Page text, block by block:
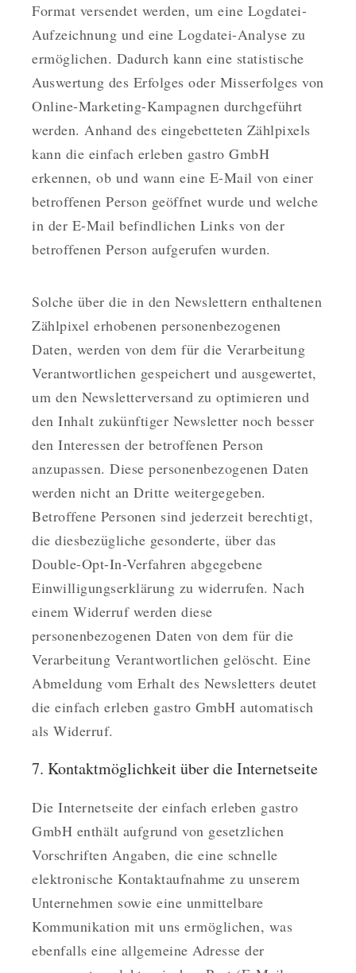
Format versendet werden, um eine Logdatei-
Aufzeichnung und eine Logdatei-Analyse zu
ermöglichen. Dadurch kann eine statistische
Auswertung des Erfolges oder Misserfolges von
Online-Marketing-Kampagnen durchgeführt
werden. Anhand des eingebetteten Zählpixels
kann die einfach erleben gastro GmbH
erkennen, ob und wann eine E-Mail von einer
betroffenen Person geöffnet wurde und welche
in der E-Mail befindlichen Links von der
betroffenen Person aufgerufen wurden.
Solche über die in den Newslettern enthaltenen
Zählpixel erhobenen personenbezogenen
Daten, werden von dem für die Verarbeitung
Verantwortlichen gespeichert und ausgewertet,
um den Newsletterversand zu optimieren und
den Inhalt zukünftiger Newsletter noch besser
den Interessen der betroffenen Person
anzupassen. Diese personenbezogenen Daten
werden nicht an Dritte weitergegeben.
Betroffene Personen sind jederzeit berechtigt,
die diesbezügliche gesonderte, über das
Double-Opt-In-Verfahren abgegebene
Einwilligungserklärung zu widerrufen. Nach
einem Widerruf werden diese
personenbezogenen Daten von dem für die
Verarbeitung Verantwortlichen gelöscht. Eine
Abmeldung vom Erhalt des Newsletters deutet
die einfach erleben gastro GmbH automatisch
als Widerruf.
7. Kontaktmöglichkeit über die Internetseite
Die Internetseite der einfach erleben gastro
GmbH enthält aufgrund von gesetzlichen
Vorschriften Angaben, die eine schnelle
elektronische Kontaktaufnahme zu unserem
Unternehmen sowie eine unmittelbare
Kommunikation mit uns ermöglichen, was
ebenfalls eine allgemeine Adresse der